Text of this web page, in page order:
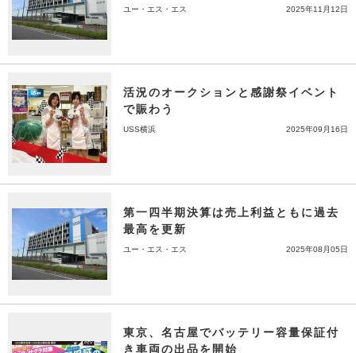
ユー・エス・エス 2025年11月12日
活況のオークションと感謝祭イベント
で賑わう
USS横浜 2025年09月16日
第一四半期決算は売上利益ともに過去
最高を更新
ユー・エス・エス 2025年08月05日
東京、名古屋でバッテリー容量保証付
き車両の出品を開始